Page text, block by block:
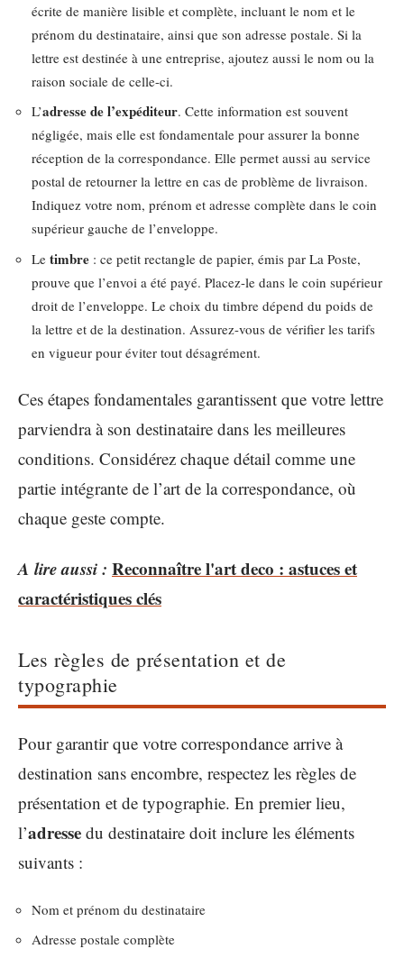
écrite de manière lisible et complète, incluant le nom et le
prénom du destinataire, ainsi que son adresse postale. Si la
lettre est destinée à une entreprise, ajoutez aussi le nom ou la
raison sociale de celle-ci.
L’adresse de l’expéditeur. Cette information est souvent
négligée, mais elle est fondamentale pour assurer la bonne
réception de la correspondance. Elle permet aussi au service
postal de retourner la lettre en cas de problème de livraison.
Indiquez votre nom, prénom et adresse complète dans le coin
supérieur gauche de l’enveloppe.
Le timbre : ce petit rectangle de papier, émis par La Poste,
prouve que l’envoi a été payé. Placez-le dans le coin supérieur
droit de l’enveloppe. Le choix du timbre dépend du poids de
la lettre et de la destination. Assurez-vous de vérifier les tarifs
en vigueur pour éviter tout désagrément.
Ces étapes fondamentales garantissent que votre lettre
parviendra à son destinataire dans les meilleures
conditions. Considérez chaque détail comme une
partie intégrante de l’art de la correspondance, où
chaque geste compte.
A lire aussi : Reconnaître l'art deco : astuces et
caractéristiques clés
Les règles de présentation et de
typographie
Pour garantir que votre correspondance arrive à
destination sans encombre, respectez les règles de
présentation et de typographie. En premier lieu,
l’adresse du destinataire doit inclure les éléments
suivants :
Nom et prénom du destinataire
Adresse postale complète